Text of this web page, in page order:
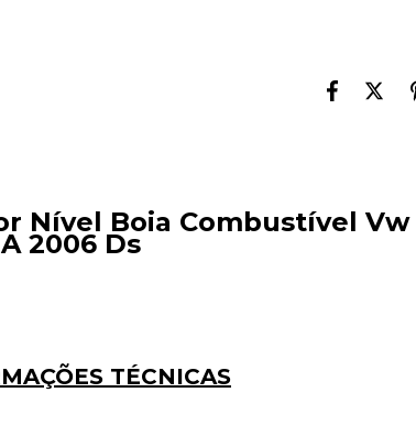
Nível Boia Combustível Vw
2006 Ds
TÉCNICAS